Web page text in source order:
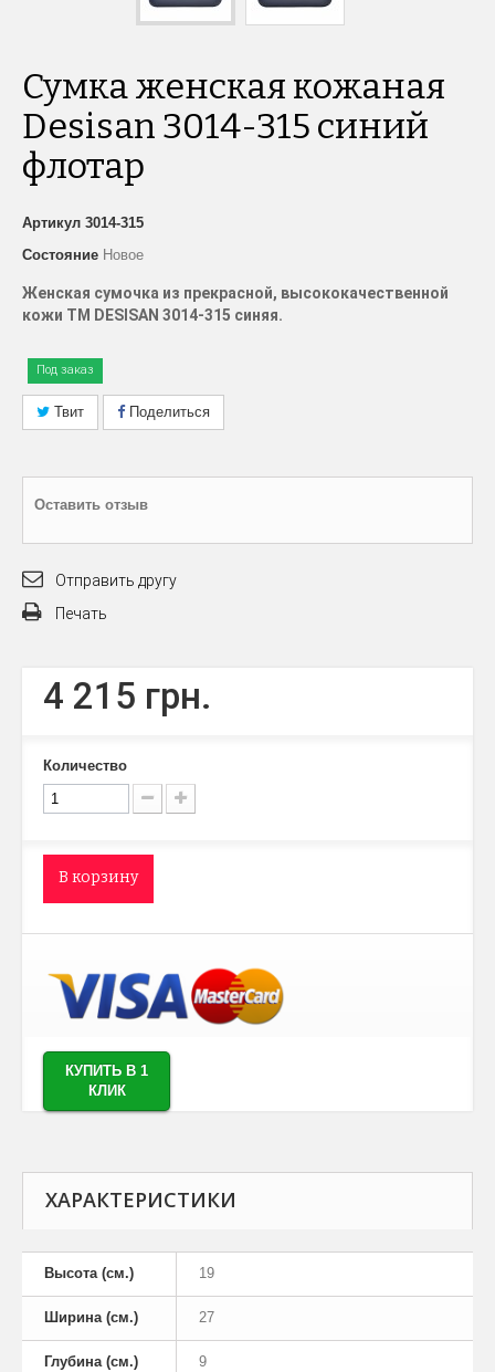
Сумка женская кожаная
Desisan 3014-315 синий
флотар
Артикул 3014-315
Состояние Новое
Женская сумочка из прекрасной, высококачественной
кожи TM DESISAN 3014-315 синяя.
Под заказ
Твит Поделиться
Оставить отзыв
Отправить другу
Печать
4 215 грн.
Количество
В корзину
КУПИТЬ В 1
КЛИК
ХАРАКТЕРИСТИКИ
Высота (см.) 19
Ширина (см.) 27
Глубина (см.) 9